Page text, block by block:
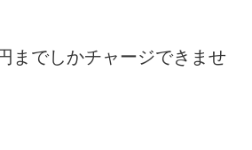
までしかチャージできませ